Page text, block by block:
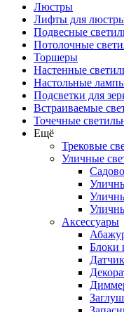
Люстры
Лифты для
Подвесные
Потолочные
Торшеры
Настенные
Настольные
Подсветки для
Встраиваемые
Точечные
Ещё
Трековые
Уличные
Аксессуары
Блоки